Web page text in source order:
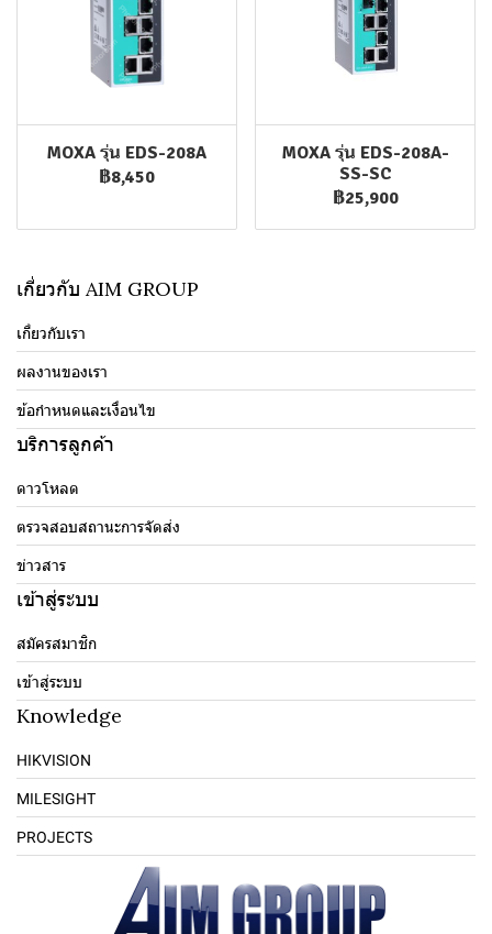
MOXA รุ่น EDS-208A
฿8,450
MOXA รุ่น EDS-208A-
SS-SC
฿25,900
เกี่ยวกับ AIM GROUP
เกี่ยวกับเรา
ผลงานของเรา
ข้อกำหนดและเงื่อนไข
บริการลูกค้า
ดาวโหลด
ตรวจสอบสถานะการจัดส่ง
ข่าวสาร
เข้าสู่ระบบ
สมัครสมาชิก
เข้าสู่ระบบ
Knowledge
HIKVISION
MILESIGHT
PROJECTS